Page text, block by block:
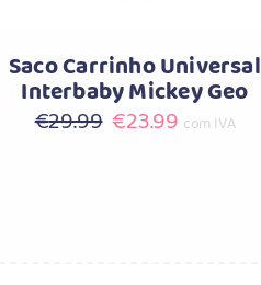
Saco Carrinho Universal
Interbaby Mickey Geo
€29.99 O
€23.99Ocom IVA